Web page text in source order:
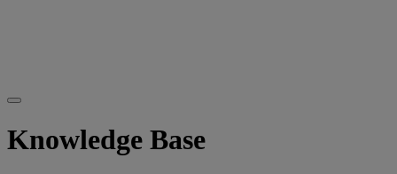
Knowledge Base